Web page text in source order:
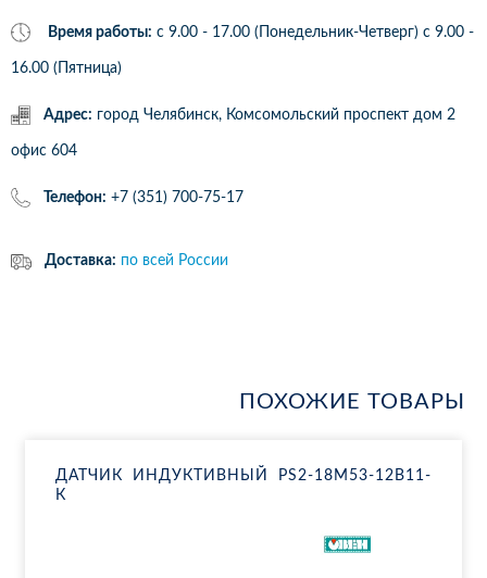
Время работы: с 9.00 - 17.00 (Понедельник-Четверг) c 9.00 -
16.00 (Пятница)
Адрес: город Челябинск, Комсомольский проспект дом 2
офис 604
Телефон: +7 (351) 700-75-17
Доставка: по всей России
ПОХОЖИЕ ТОВАРЫ
ДАТ­ЧИК ИН­ДУК­ТИВ­НЫЙ PS2-18M53-12B11-
К